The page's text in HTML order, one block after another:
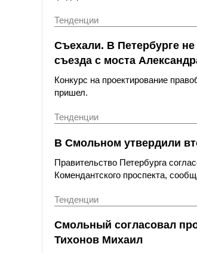
Тенденции
Съехали. В Петербурге
съезда с моста
Конкурс на проектирование
пришел.
Тенденции
В Смольном утвердили
Правительство Петербурга
Комендантского проспекта,
Тенденции
Смольный согласовал
Тихонов Михаил